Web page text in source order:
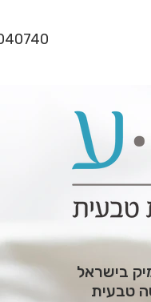
בישראל
טבעית